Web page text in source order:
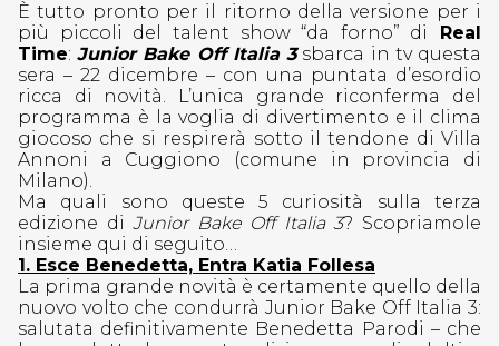
È tutto pronto per il ritorno della versione per i
più piccoli del talent show “da forno” di
Real
Time:Junior Bake Off Italia 3sbarca in tv questa
sera – 22 dicembre – con una puntata d’esordio
ricca di novità. L’unica grande riconferma del
programma è la voglia di divertimento e il clima
giocoso che si respirerà sotto il tendone di Villa
Annoni a Cuggiono (comune in provincia di
Milano).
Ma quali sono queste 5 curiosità sulla terza
edizione diJunior Bake Off Italia 3? Scopriamole
insieme qui di seguito…
1. Esce Benedetta, Entra Katia Follesa
La prima grande novità è certamente quello della
nuovo volto che condurrà Junior Bake Off Italia 3:
salutata definitivamente Benedetta Parodi – che